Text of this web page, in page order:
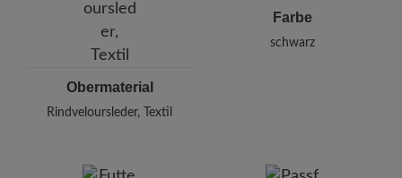
Obermaterial
Rindveloursleder, Textil
Farbe
schwarz